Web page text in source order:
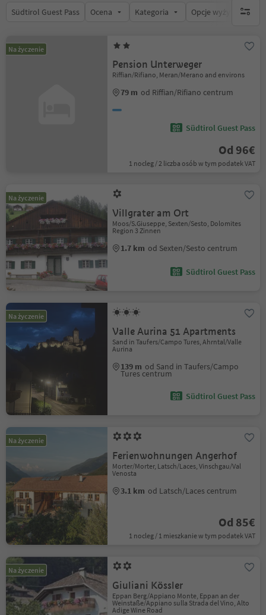
Südtirol Guest Pass Ocena Kategoria Opcje wyżywieniabrak
Na życzenie
Pension Unterweger
Riffian/Rifiano, Meran/Merano and environs
79 m od Riffian/Rifiano centrum
Südtirol Guest Pass
Od 96€
1 nocleg / 2 liczba osób w tym podatek VAT
Na życzenie
Villgrater am Ort
Moos/S.Giuseppe, Sexten/Sesto, Dolomites
Region 3 Zinnen
1.7 km od Sexten/Sesto centrum
Südtirol Guest Pass
Na życzenie
Valle Aurina 51 Apartments
Sand in Taufers/Campo Tures, Ahrntal/Valle
Aurina
139 m od Sand in Taufers/Campo
Tures centrum
Südtirol Guest Pass
Na życzenie
Ferienwohnungen Angerhof
Morter/Morter, Latsch/Laces, Vinschgau/Val
Venosta
3.1 km od Latsch/Laces centrum
Od 85€
1 nocleg / 1 mieszkanie w tym podatek VAT
Na życzenie
Giuliani Kössler
Eppan Berg/Appiano Monte, Eppan an der
Weinstaße/Appiano sulla Strada del Vino, Alto
Adige Wine Road